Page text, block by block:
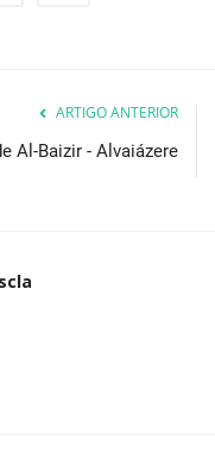
ARTIGO ANTERIOR
Al-Baizir - Alvaiázere
exposição “A